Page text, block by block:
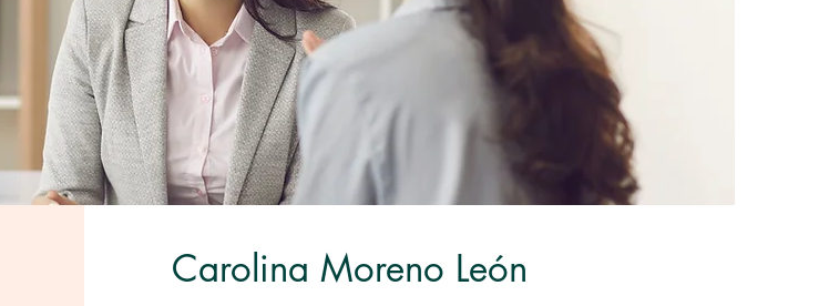
Carolina Moreno León